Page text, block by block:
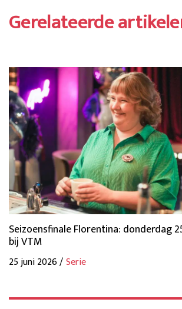
Gerelateerde
Seizoensfinale Florentina: donderdag
bij VTM
25 juni 2026 /Serie